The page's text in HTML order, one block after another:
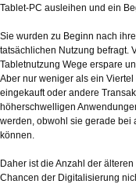
Tablet-PC ausleihen und ein
Sie wurden zu Beginn nach
tatsächlichen Nutzung befragt.
Tabletnutzung Wege erspare
Aber nur weniger als ein
eingekauft oder andere
höherschwelligen
werden, obwohl sie gerade bei
können.
Daher ist die Anzahl der
Chancen der Digitalisierung